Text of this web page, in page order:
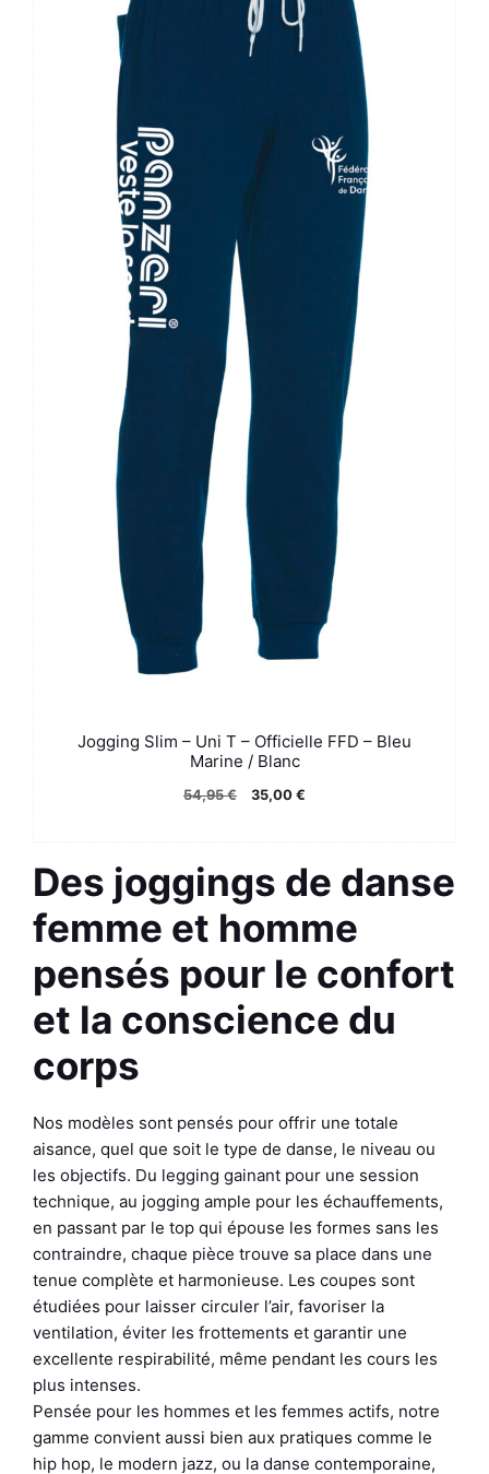
Jogging Slim – Uni T – Officielle FFD – Bleu
Marine / Blanc
54,95€
Le
était :
54,95 €.
35,00 €
est :
35,00 €.
Des joggings de danse
femme et homme
pensés pour le confort
et la conscience du
corps
Nos modèles sont pensés pour offrir une totale
aisance, quel que soit le type de danse, le niveau ou
les objectifs. Du legging gainant pour une session
technique, au jogging ample pour les échauffements,
en passant par le top qui épouse les formes sans les
contraindre, chaque pièce trouve sa place dans une
tenue complète et harmonieuse. Les coupes sont
étudiées pour laisser circuler l’air, favoriser la
ventilation, éviter les frottements et garantir une
excellente respirabilité, même pendant les cours les
plus intenses.
Pensée pour les hommes et les femmes actifs, notre
gamme convient aussi bien aux pratiques comme le
hip hop, le modern jazz, ou la danse contemporaine,